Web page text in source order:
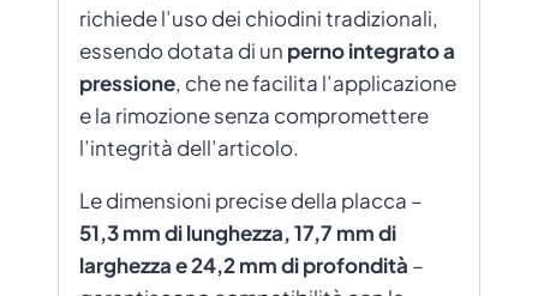
richiede l’uso dei chiodini tradizionali,
essendo dotata di un perno integrato a
pressione, che ne facilita l’applicazione
e la rimozione senza compromettere
l’integrità dell’articolo.
Le dimensioni precise della placca –
51,3 mm di lunghezza, 17,7 mm di
larghezza e 24,2 mm di profondità –